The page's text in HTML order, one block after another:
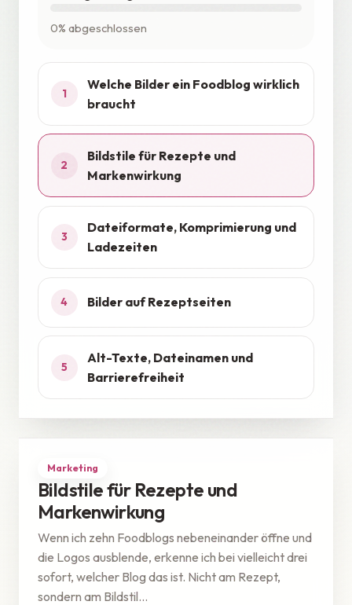
0% abgeschlossen
1
Welche Bilder ein Foodblog wirklich
braucht
2
Bildstile für Rezepte und
Markenwirkung
3
Dateiformate, Komprimierung und
Ladezeiten
4 Bilder auf Rezeptseiten
5
Alt-Texte, Dateinamen und
Barrierefreiheit
Marketing
Bildstile für Rezepte und
Markenwirkung
Wenn ich zehn Foodblogs nebeneinander öffne und
die Logos ausblende, erkenne ich bei vielleicht drei
sofort, welcher Blog das ist. Nicht am Rezept,
sondern am Bildstil...